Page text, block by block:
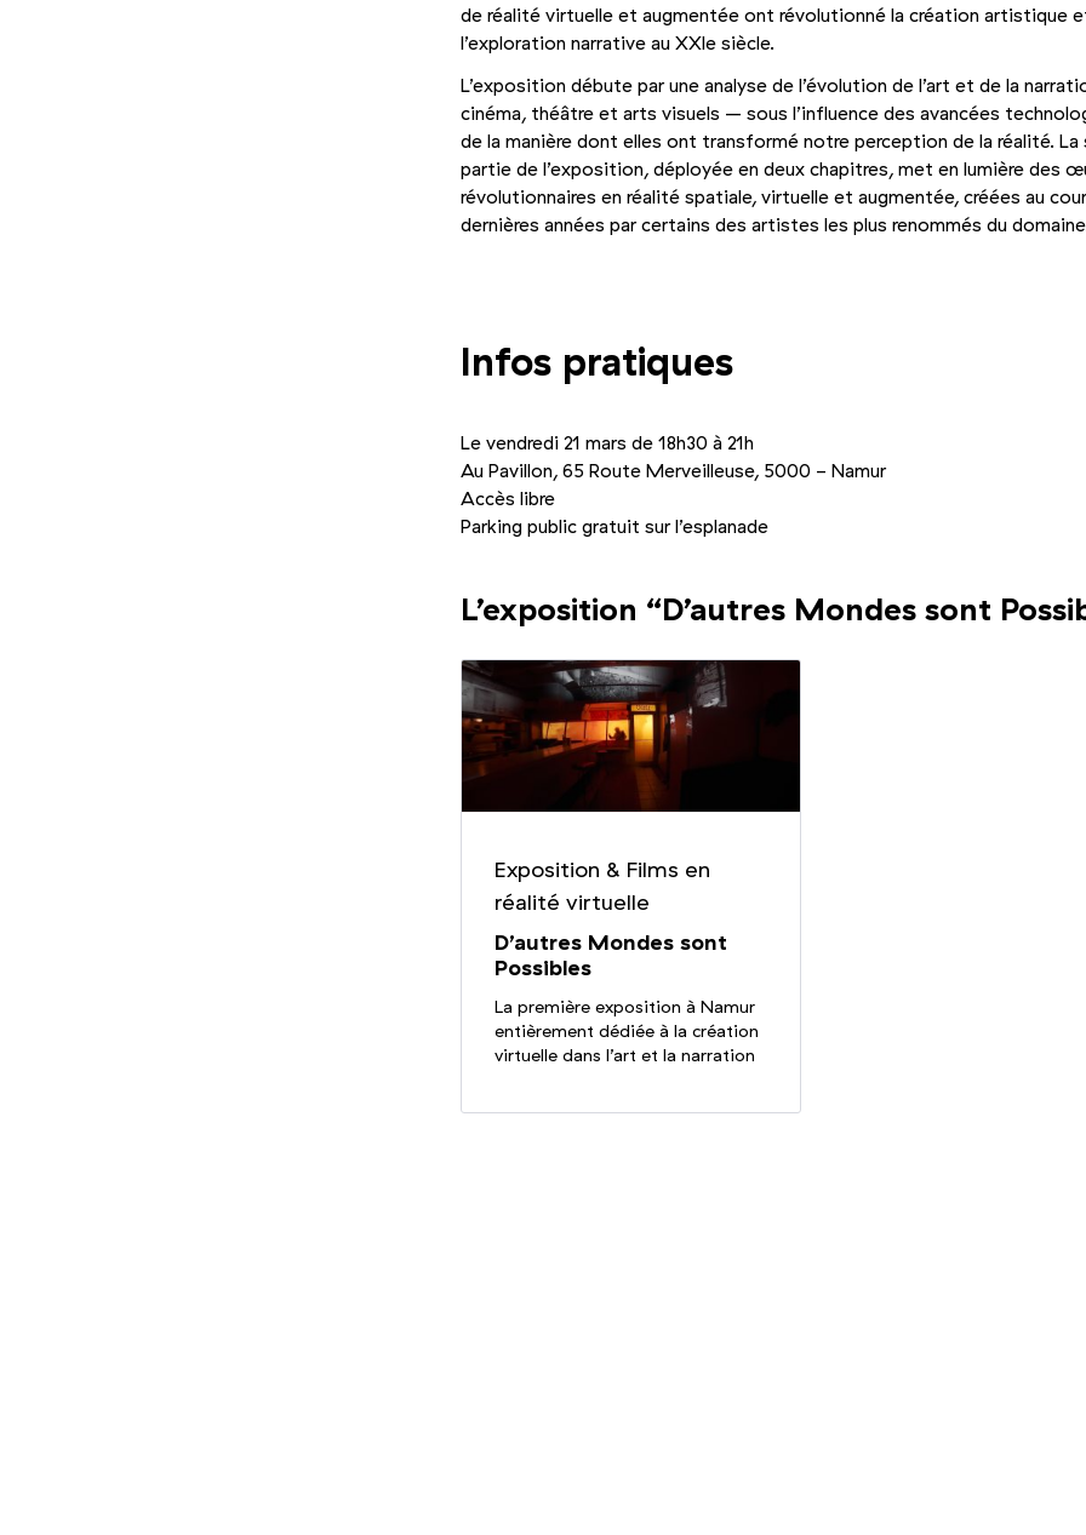
de réalité virtuelle et augmentée ont révolutionné la création artistique
l’exploration narrative au XXIe siècle.
L’exposition débute par une analyse de l’évolution de l’art et de la
cinéma, théâtre et arts visuels – sous l’influence des avancées
de la manière dont elles ont transformé notre perception de la réalité. La
partie de l’exposition, déployée en deux chapitres, met en lumière des
révolutionnaires en réalité spatiale, virtuelle et augmentée, créées au
dernières années par certains des artistes les plus renommés du
Infos pratiques
Le vendredi 21 mars de 18h30 à 21h
Au Pavillon, 65 Route Merveilleuse, 5000 - Namur
Accès libre
Parking public gratuit sur l’esplanade
L’exposition “ D’autres Mondes sont
Exposition & Films en
réalité virtuelle
D’autres Mondes sont
Possibles
La première exposition à Namur
entièrement dédiée à la création
virtuelle dans l’art et la narration